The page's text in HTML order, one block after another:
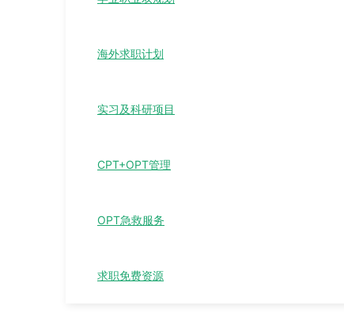
海外求职计划
实习及科研项目
CPT+OPT管理
OPT急救服务
求职免费资源